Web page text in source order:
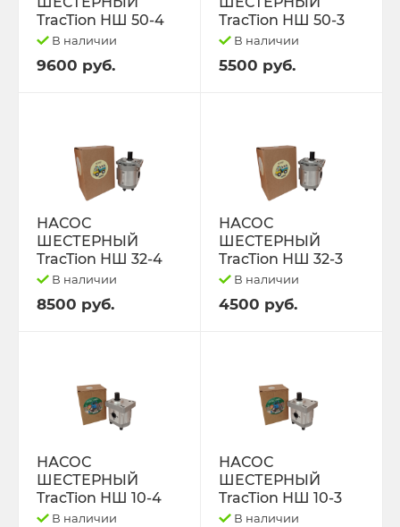
TracTion НШ 50-4
В наличии
9600 руб.
TracTion НШ 50-3
В наличии
5500 руб.
НАСОС
ШЕСТЕРНЫЙ
TracTion НШ 32-4
В наличии
8500 руб.
НАСОС
ШЕСТЕРНЫЙ
TracTion НШ 32-3
В наличии
4500 руб.
НАСОС
ШЕСТЕРНЫЙ
TracTion НШ 10-4
В наличии
НАСОС
ШЕСТЕРНЫЙ
TracTion НШ 10-3
В наличии
ПРОКЛАДКИ ГОЛОВКИ БЛОКА
РАДИАТОРЫ ОХЛАЖДЕНИЯ
РАСПРЕДЕЛИТЕЛИ
РАСПЫЛИТЕЛИ,шайбы медные.
ТО-49
ЯМЗ-236,238,240
ЯМЗ-236.238.240 Ярославль.
Свободный код
СЕЛЬХОЗ-МАШИНЫ